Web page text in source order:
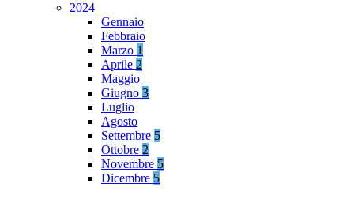
2024
Gennaio
Febbraio
Marzo 1
Aprile 2
Maggio
Giugno 3
Luglio
Agosto
Settembre 5
Ottobre 2
Novembre 5
Dicembre 5